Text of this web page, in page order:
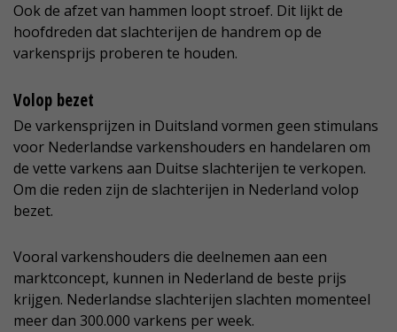
Ook de afzet van hammen loopt stroef. Dit lijkt de
hoofdreden dat slachterijen de handrem op de
varkensprijs proberen te houden.
Volop bezet
De varkensprijzen in Duitsland vormen geen stimulans
voor Nederlandse varkenshouders en handelaren om
de vette varkens aan Duitse slachterijen te verkopen.
Om die reden zijn de slachterijen in Nederland volop
bezet.
Vooral varkenshouders die deelnemen aan een
marktconcept, kunnen in Nederland de beste prijs
krijgen. Nederlandse slachterijen slachten momenteel
meer dan 300.000 varkens per week.